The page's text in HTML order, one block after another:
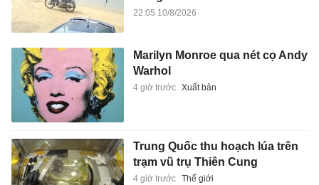
22:05 10/8/2026
Marilyn Monroe qua nét cọ Andy
Warhol
4 giờ trước Xuất bản
Trung Quốc thu hoạch lúa trên
trạm vũ trụ Thiên Cung
4 giờ trước Thế giới